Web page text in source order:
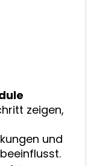
zeigen,
und